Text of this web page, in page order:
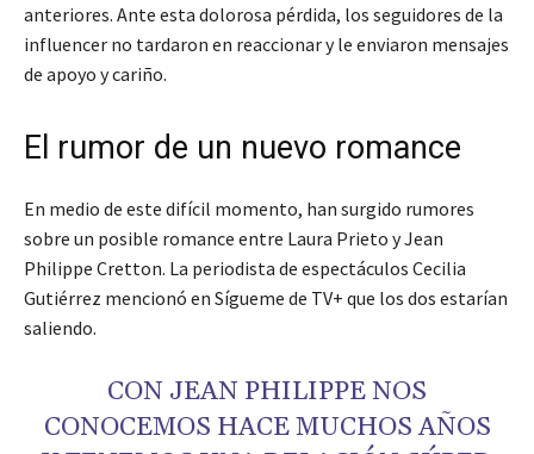
anteriores. Ante esta dolorosa pérdida, los seguidores de la
influencer no tardaron en reaccionar y le enviaron mensajes
de apoyo y cariño.
El rumor de un nuevo romance
En medio de este difícil momento, han surgido rumores
sobre un posible romance entre Laura Prieto y Jean
Philippe Cretton. La periodista de espectáculos Cecilia
Gutiérrez mencionó en Sígueme de TV+ que los dos estarían
saliendo.
CON JEAN PHILIPPE NOS
CONOCEMOS HACE MUCHOS AÑOS